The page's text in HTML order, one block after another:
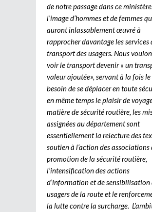
de notre passage dans ce ministère,
l’image d’hommes et de femmes
auront inlassablement œuvré à
rapprocher davantage les services
transport des usagers. Nous
voir le transport devenir « un
valeur ajoutée», servant à la fois le
besoin de se déplacer en toute
en même temps le plaisir de
matière de sécurité routière, les
assignées au département sont
essentiellement la relecture des
soutien à l’action des associations
promotion de la sécurité routière,
l’intensification des actions
d’information et de sensibilisation
usagers de la route et le
la lutte contre la surcharge.